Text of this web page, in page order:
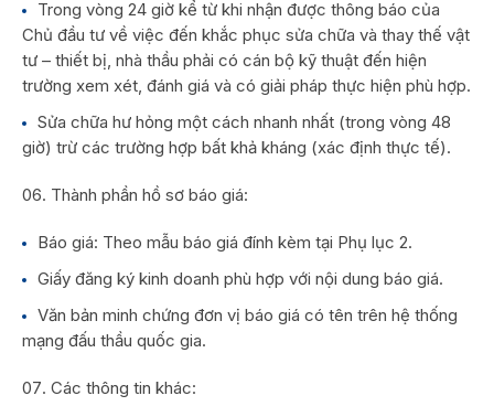
Trong vòng 24 giờ kể từ khi nhận được thông báo của
Chủ đầu tư về việc đến khắc phục sửa chữa và thay thế vật
tư – thiết bị, nhà thầu phải có cán bộ kỹ thuật đến hiện
trường xem xét, đánh giá và có giải pháp thực hiện phù hợp.
Sửa chữa hư hỏng một cách nhanh nhất (trong vòng 48
giờ) trừ các trường hợp bất khả kháng (xác định thực tế).
Thành phần hồ sơ báo giá:
Báo giá: Theo mẫu báo giá đính kèm tại Phụ lục 2.
Giấy đăng ký kinh doanh phù hợp với nội dung báo giá.
Văn bản minh chứng đơn vị báo giá có tên trên hệ thống
mạng đấu thầu quốc gia.
Các thông tin khác: